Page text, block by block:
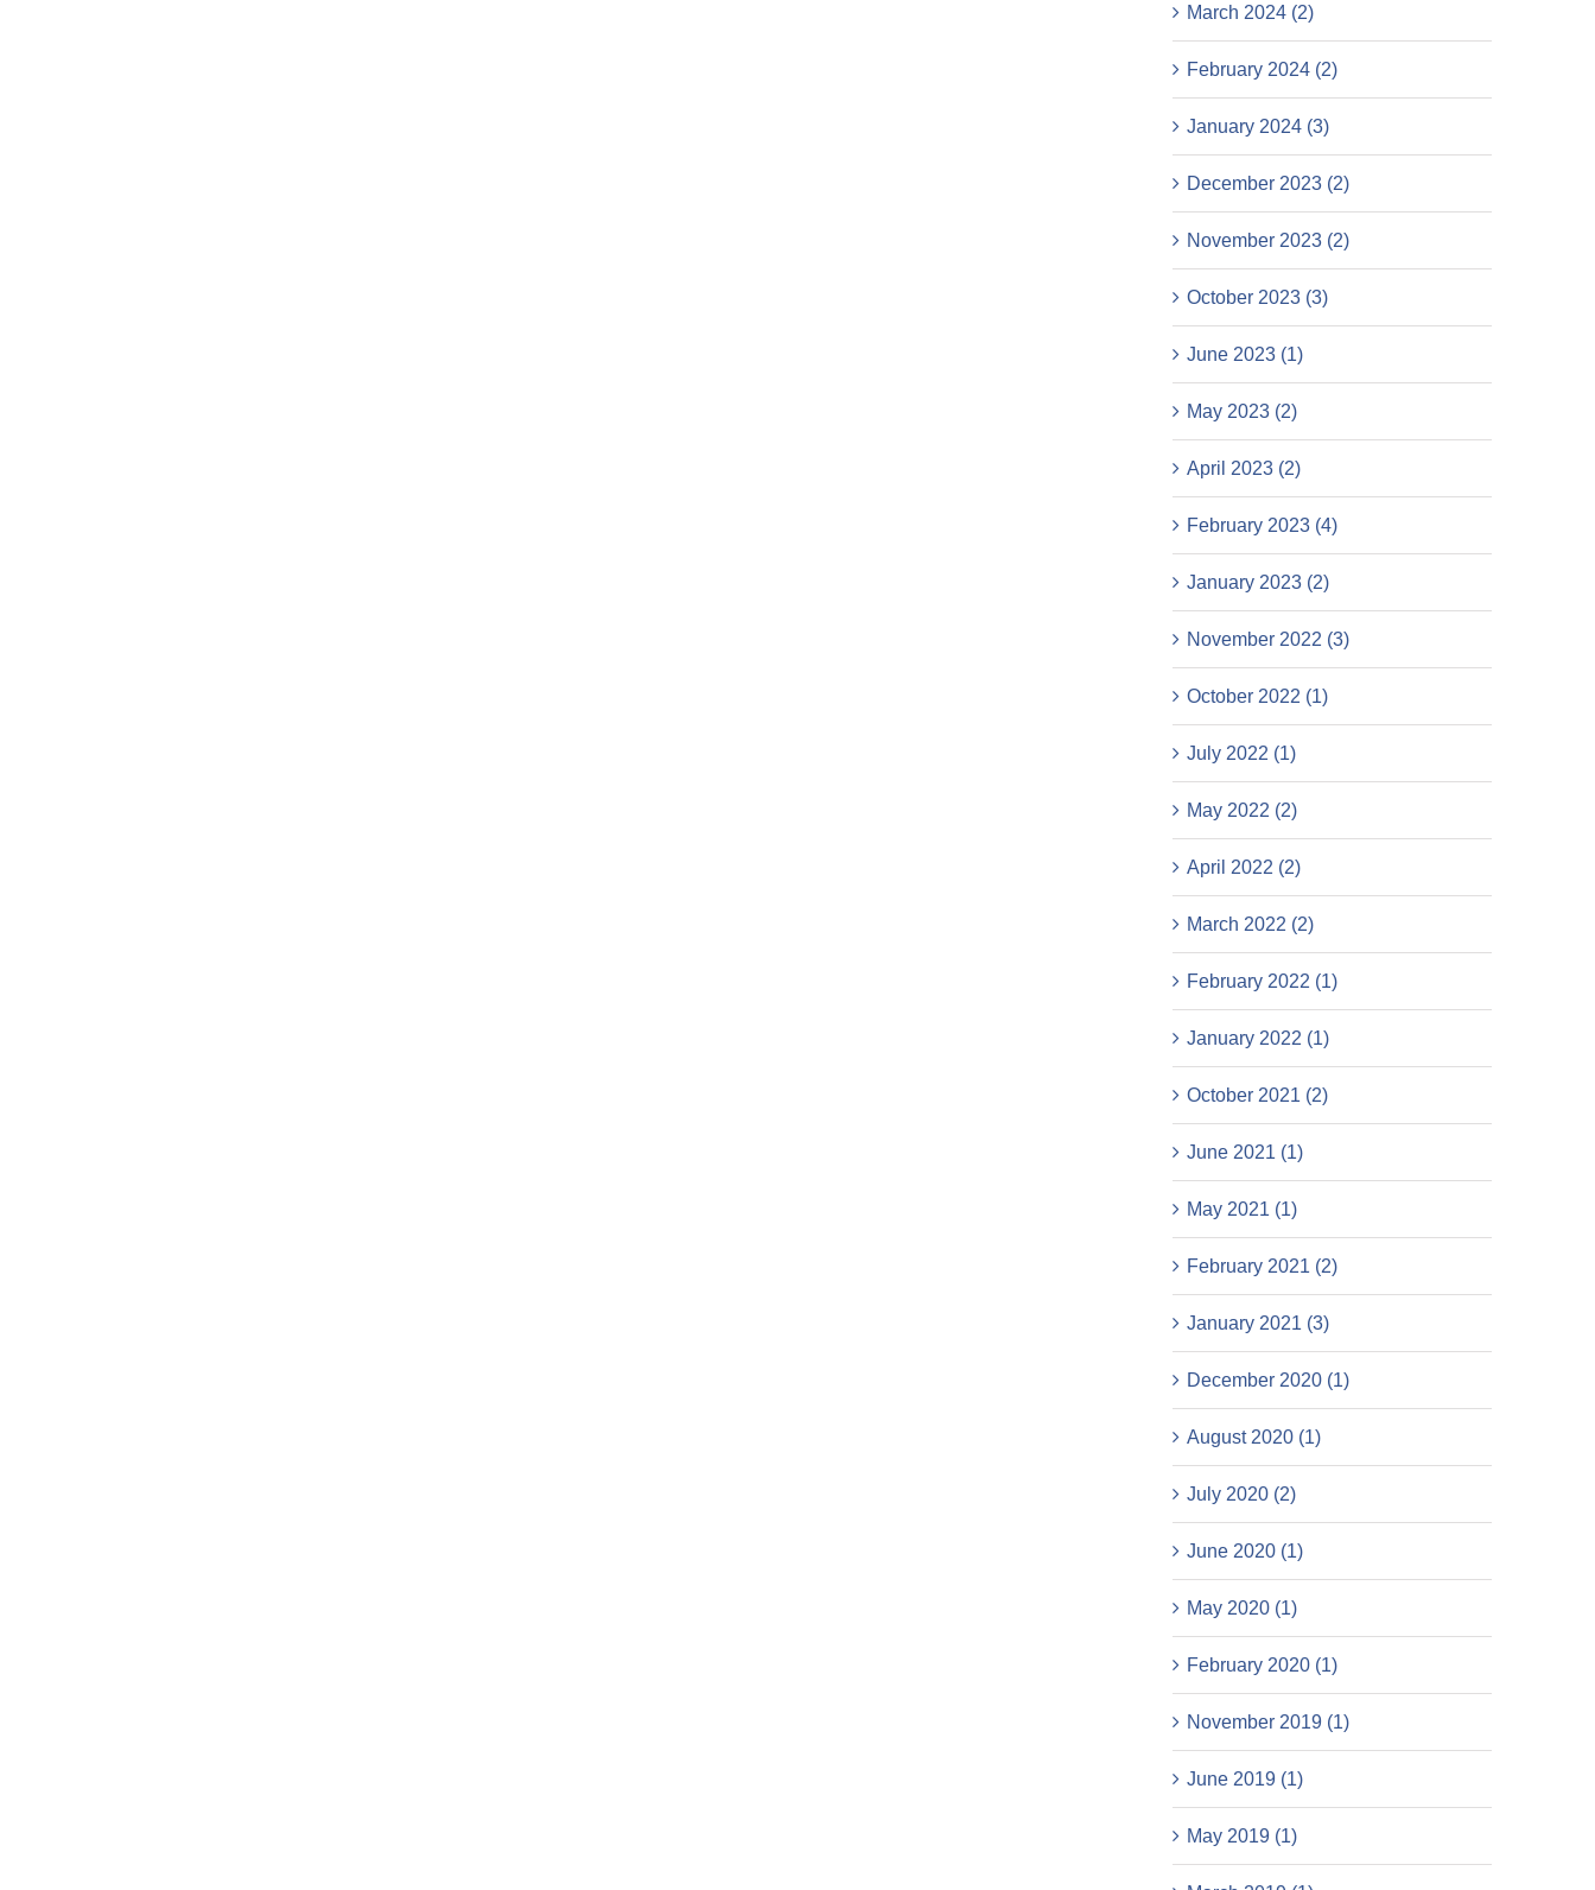
March 2024 (2)
February 2024 (2)
January 2024 (3)
December 2023 (2)
November 2023 (2)
October 2023 (3)
June 2023 (1)
May 2023 (2)
April 2023 (2)
February 2023 (4)
January 2023 (2)
November 2022 (3)
October 2022 (1)
July 2022 (1)
May 2022 (2)
April 2022 (2)
March 2022 (2)
February 2022 (1)
January 2022 (1)
October 2021 (2)
June 2021 (1)
May 2021 (1)
February 2021 (2)
January 2021 (3)
December 2020 (1)
August 2020 (1)
July 2020 (2)
June 2020 (1)
May 2020 (1)
February 2020 (1)
November 2019 (1)
June 2019 (1)
May 2019 (1)